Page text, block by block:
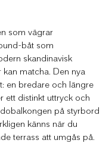
som vägrar
båt som
skandinavisk
matcha. Den nya
en bredare och längre
ett distinkt uttryck och
på styrbord
känns när du
terrass att umgås på.